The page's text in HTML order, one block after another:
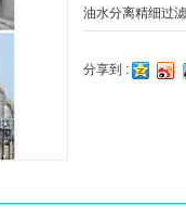
油水分离精细过
分享到 :